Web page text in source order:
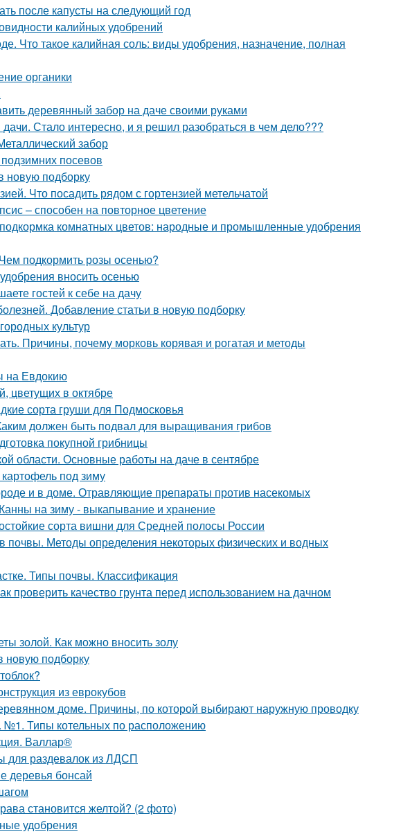
после капусты на следующий год
калийных удобрений
Что такое калийная соль: виды удобрения, назначение, полная
органики
деревянный забор на даче своими руками
Стало интересно, и я решил разобраться в чем дело???
забор
посевов
новую подборку
Что посадить рядом с гортензией метельчатой
– способен на повторное цветение
комнатных цветов: народные и промышленные удобрения
подкормить розы осенью?
вносить осенью
гостей к себе на дачу
Добавление статьи в новую подборку
культур
Причины, почему морковь корявая и рогатая и методы
на Евдокию
цветущих в октябре
сорта груши для Подмосковья
должен быть подвал для выращивания грибов
покупной грибницы
области. Основные работы на даче в сентябре
под зиму
и в доме. Отравляющие препараты против насекомых
на зиму - выкапывание и хранение
сорта вишни для Средней полосы России
почвы. Методы определения некоторых физических и водных
Типы почвы. Классификация
проверить качество грунта перед использованием на дачном
золой. Как можно вносить золу
новую подборку
из еврокубов
доме. Причины, по которой выбирают наружную проводку
№1. Типы котельных по расположению
Валлар®
для раздевалок из ЛДСП
деревья бонсай
становится желтой? (2 фото)
удобрения